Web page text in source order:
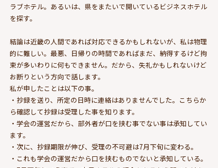
ラブホテル。あるいは、県をまたいで開いているビジネスホテル
を探す。
結論は近畿の人間であれば対応できるかもしれないが、私は物理
的に難しい。最悪、日帰りの時間であればまだ、納得するけど拘
束が多いわりに何もできません。だから、失礼かもしれないけど
お断りという方向で話します。
私が申したことは以下の事。
・抄録を送り、所定の日時に連絡はありませんでした。こちらか
ら確認して抄録は受理した事を知ります。
・学会の運営だから、部外者が口を挟む事でない事は承知してい
ます。
・次に、抄録期限が伸び、受理の不可避は7月下旬に変わる。
・これも学会の運営だから口を挟むものでないと承知している。